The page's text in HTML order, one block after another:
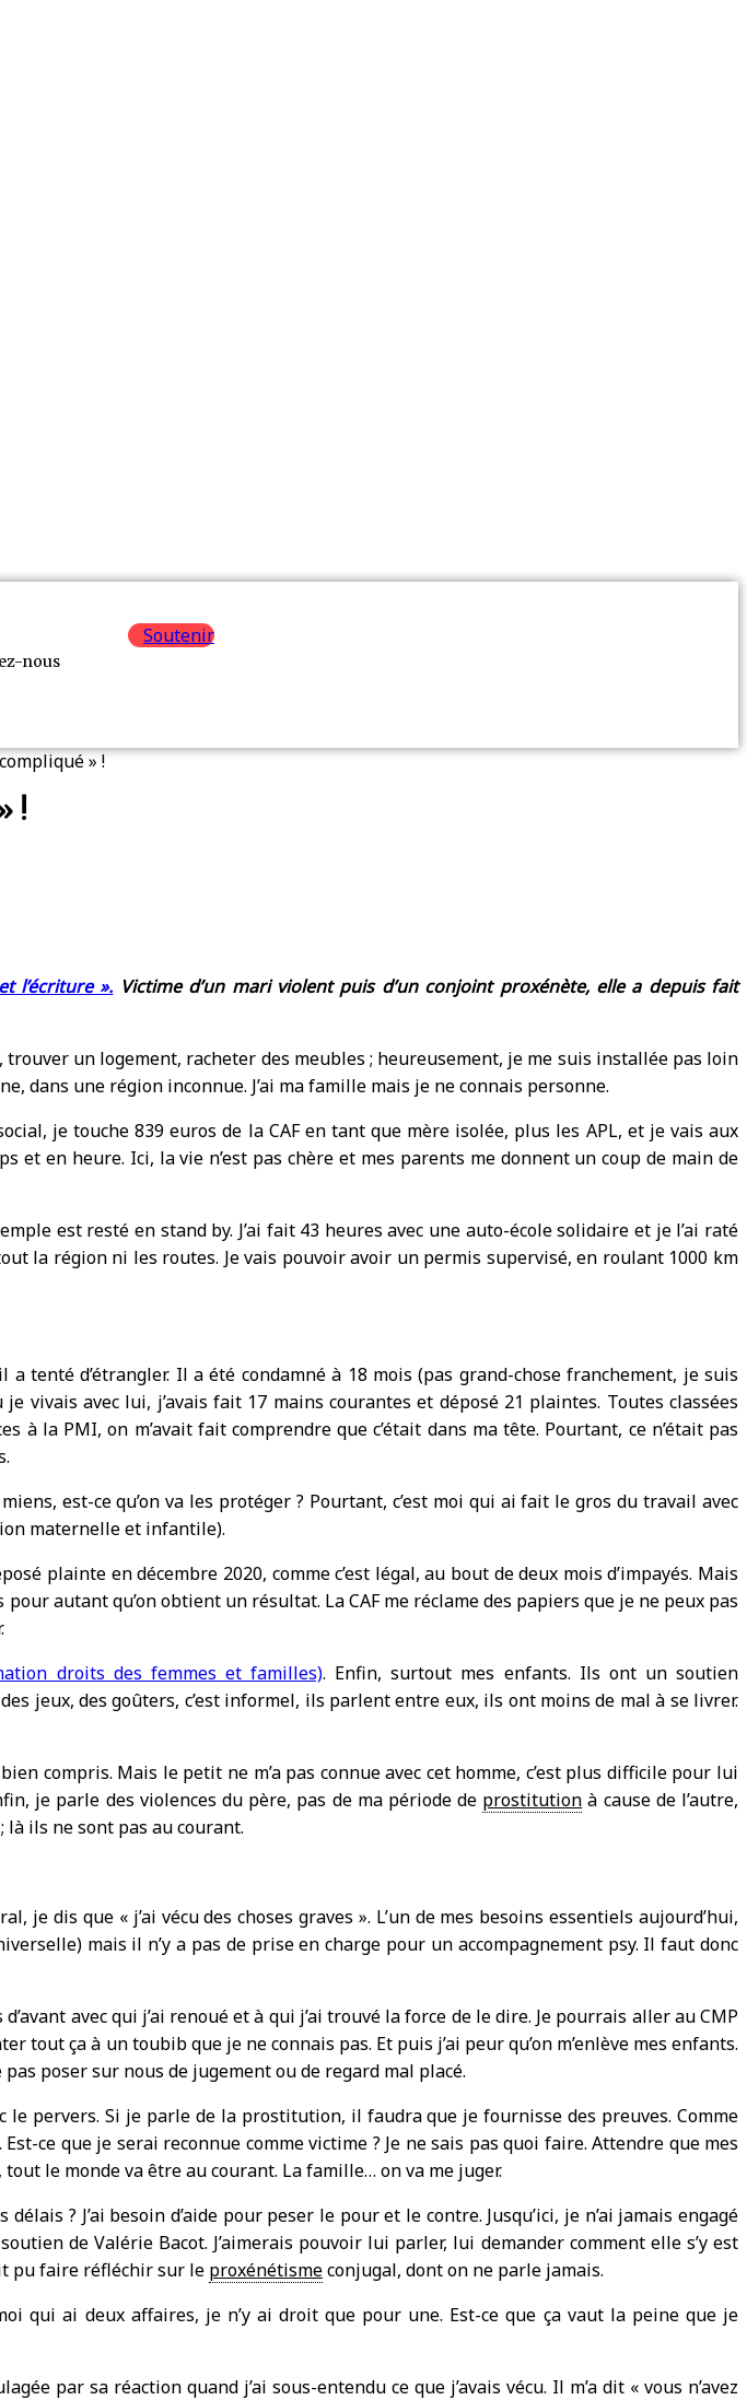
Soutenir
nous
» !
!
l’écriture ». Victime d’un mari violent puis d’un conjoint proxénète, elle a depuis fait
un logement, racheter des meubles ; heureusement, je me suis installée pas loin
dans une région inconnue. J’ai ma famille mais je ne connais personne.
je touche 839 euros de la CAF en tant que mère isolée, plus les APL, et je vais aux
et en heure. Ici, la vie n’est pas chère et mes parents me donnent un coup de main de
est resté en stand by. J’ai fait 43 heures avec une auto-école solidaire et je l’ai raté
la région ni les routes. Je vais pouvoir avoir un permis supervisé, en roulant 1000 km
tenté d’étrangler. Il a été condamné à 18 mois (pas grand-chose franchement, je suis
vivais avec lui, j’avais fait 17 mains courantes et déposé 21 plaintes. Toutes classées
à la PMI, on m’avait fait comprendre que c’était dans ma tête. Pourtant, ce n’était pas
est-ce qu’on va les protéger ? Pourtant, c’est moi qui ai fait le gros du travail avec
maternelle et infantile).
plainte en décembre 2020, comme c’est légal, au bout de deux mois d’impayés. Mais
pour autant qu’on obtient un résultat. La CAF me réclame des papiers que je ne peux pas
droits des femmes et familles). Enfin, surtout mes enfants. Ils ont un soutien
jeux, des goûters, c’est informel, ils parlent entre eux, ils ont moins de mal à se livrer.
compris. Mais le petit ne m’a pas connue avec cet homme, c’est plus difficile pour lui
je parle des violences du père, pas de ma période de prostitution à cause de l’autre,
là ils ne sont pas au courant.
dis que « j’ai vécu des choses graves ». L’un de mes besoins essentiels aujourd’hui,
mais il n’y a pas de prise en charge pour un accompagnement psy. Il faut donc
avec qui j’ai renoué et à qui j’ai trouvé la force de le dire. Je pourrais aller au CMP
ça à un toubib que je ne connais pas. Et puis j’ai peur qu’on m’enlève mes enfants.
poser sur nous de jugement ou de regard mal placé.
le pervers. Si je parle de la prostitution, il faudra que je fournisse des preuves. Comme
ce que je serai reconnue comme victime ? Je ne sais pas quoi faire. Attendre que mes
le monde va être au courant. La famille… on va me juger.
? J’ai besoin d’aide pour peser le pour et le contre. Jusqu’ici, je n’ai jamais engagé
de Valérie Bacot. J’aimerais pouvoir lui parler, lui demander comment elle s’y est
pu faire réfléchir sur le proxénétismeconjugal, dont on ne parle jamais.
qui ai deux affaires, je n’y ai droit que pour une. Est-ce que ça vaut la peine que je
par sa réaction quand j’ai sous-entendu ce que j’avais vécu. Il m’a dit « vous n’avez